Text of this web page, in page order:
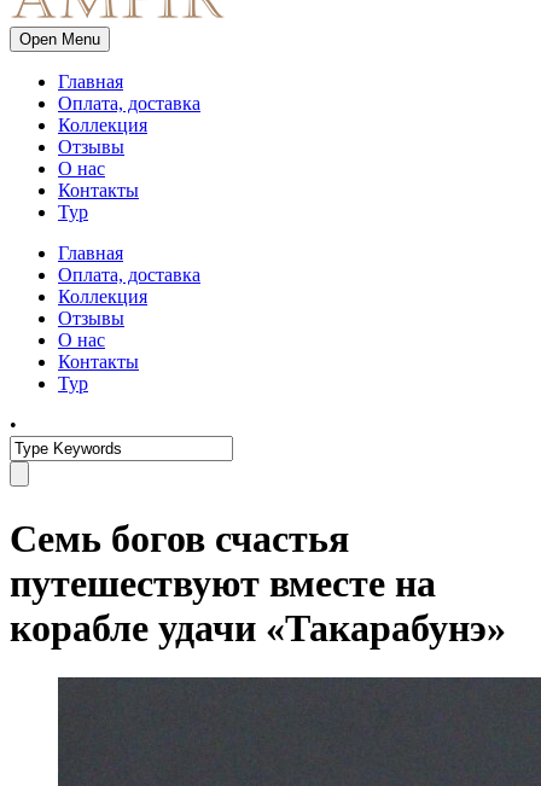
Open Menu
Главная
Оплата, доставка
Коллекция
Отзывы
О нас
Контакты
Тур
Главная
Оплата, доставка
Коллекция
Отзывы
О нас
Контакты
Тур
•
Семь богов счастья
путешествуют вместе на
корабле удачи «Такарабунэ»